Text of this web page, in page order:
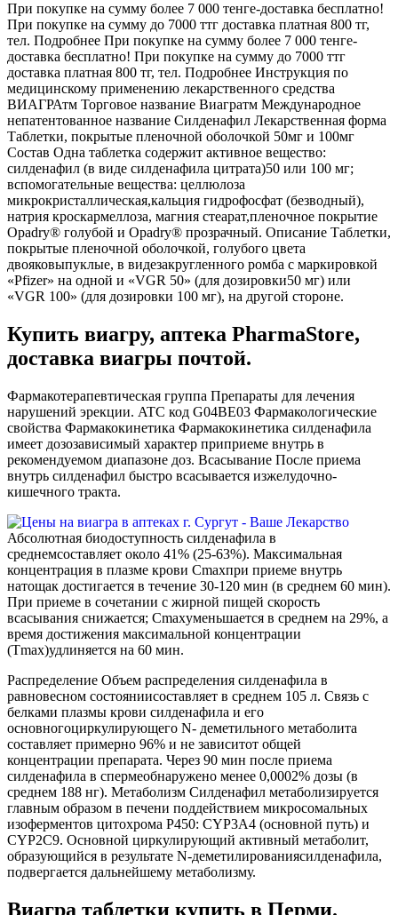
При покупке на сумму более 7 000 тенге-доставка бесплатно!
При покупке на сумму до 7000 ттг доставка платная 800 тг,
тел. Подробнее При покупке на сумму более 7 000 тенге-
доставка бесплатно! При покупке на сумму до 7000 ттг
доставка платная 800 тг, тел. Подробнее Инструкция по
медицинскому применению лекарственного средства
ВИАГРАтм Торговое название Виагратм Международное
непатентованное название Силденафил Лекарственная форма
Таблетки, покрытые пленочной оболочкой 50мг и 100мг
Состав Одна таблетка содержит активное вещество:
силденафил (в виде силденафила цитрата)50 или 100 мг;
вспомогательные вещества: целлюлоза
микрокристаллическая,кальция гидрофосфат (безводный),
натрия кроскармеллоза, магния стеарат,пленочное покрытие
Opadry® голубой и Opadry® прозрачный. Описание Таблетки,
покрытые пленочной оболочкой, голубого цвета
двояковыпуклые, в видезакругленного ромба с маркировкой
«Pfizer» на одной и «VGR 50» (для дозировки50 мг) или
«VGR 100» (для дозировки 100 мг), на другой стороне.
Купить виагру, аптека PharmaStore,
доставка виагры почтой.
Фармакотерапевтическая группа Препараты для лечения
нарушений эрекции. ATС код G04BE03 Фармакологические
свойства Фармакокинетика Фармакокинетика силденафила
имеет дозозависимый характер приприеме внутрь в
рекомендуемом диапазоне доз. Всасывание После приема
внутрь силденафил быстро всасывается изжелудочно-
кишечного тракта.
Абсолютная биодоступность силденафила в
среднемсоставляет около 41% (25-63%). Максимальная
концентрация в плазме крови Cmaxпри приеме внутрь
натощак достигается в течение 30-120 мин (в среднем 60 мин).
При приеме в сочетании с жирной пищей скорость
всасывания снижается; Cmaxуменьшается в среднем на 29%, а
время достижения максимальной концентрации
(Tmax)удлиняется на 60 мин.
Распределение Объем распределения силденафила в
равновесном состояниисоставляет в среднем 105 л. Связь с
белками плазмы крови силденафила и его
основногоциркулирующего N- деметильного метаболита
составляет примерно 96% и не зависитот общей
концентрации препарата. Через 90 мин после приема
силденафила в спермеобнаружено менее 0,0002% дозы (в
среднем 188 нг). Метаболизм Силденафил метаболизируется
главным образом в печени поддействием микросомальных
изоферментов цитохрома Р450: CYP3A4 (основной путь) и
CYP2C9. Основной циркулирующий активный метаболит,
образующийся в результате N-деметилированиясилденафила,
подвергается дальнейшему метаболизму.
Виагра таблетки купить в Перми.